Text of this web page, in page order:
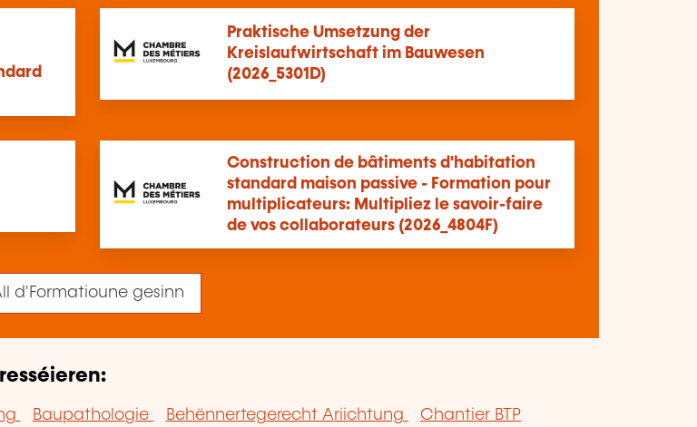
Praktische Umsetzung der
Kreislaufwirtschaft im Bauwesen
(2026_5301D)
Construction de bâtiments d'habitation
standard maison passive - Formation pour
multiplicateurs: Multipliez le savoir-faire
de vos collaborateurs (2026_4804F)
d'Formatioune gesinn
Baupathologie Behënnertegerecht Ariichtung
Chantier BTP